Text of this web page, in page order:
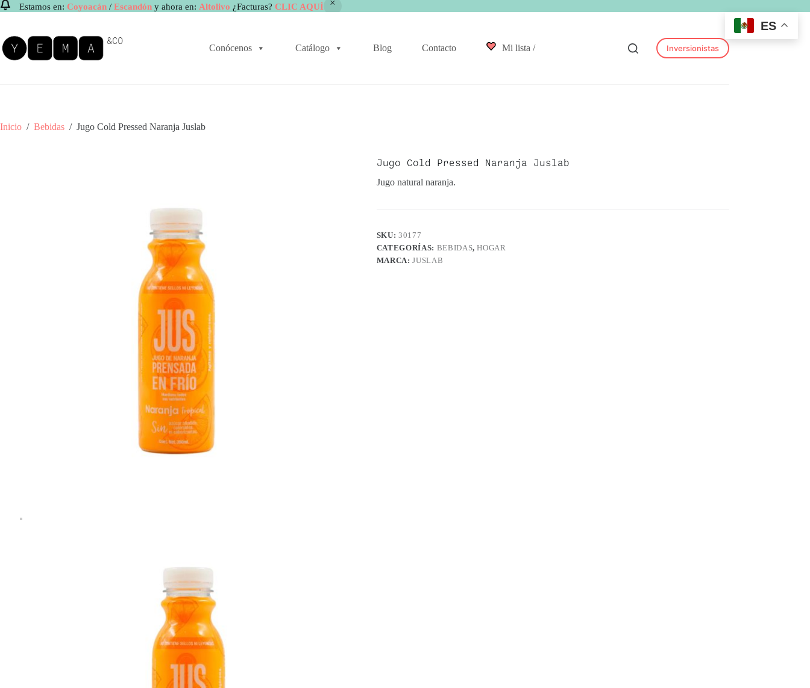
Estamos en: Coyoacán / Escandón y ahora en: Altolivo ¿Facturas? CLIC AQUÍ
contenido
Conócenos
Catálogo Blog Contacto Mi lista / Inversionistas
Inicio / Bebidas / Jugo Cold Pressed Naranja Juslab
Jugo Cold Pressed Naranja Juslab
Jugo natural naranja.
SKU:30177
CATEGORÍAS: BEBIDAS,HOGAR
MARCA:JUSLAB
ES